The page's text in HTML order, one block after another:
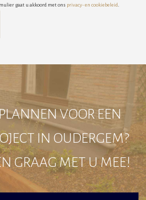
gaat u akkoord met ons privacy- en cookiebeleid
VOOR EEN
IN OUDERGEM?
GRAAG MET U MEE!